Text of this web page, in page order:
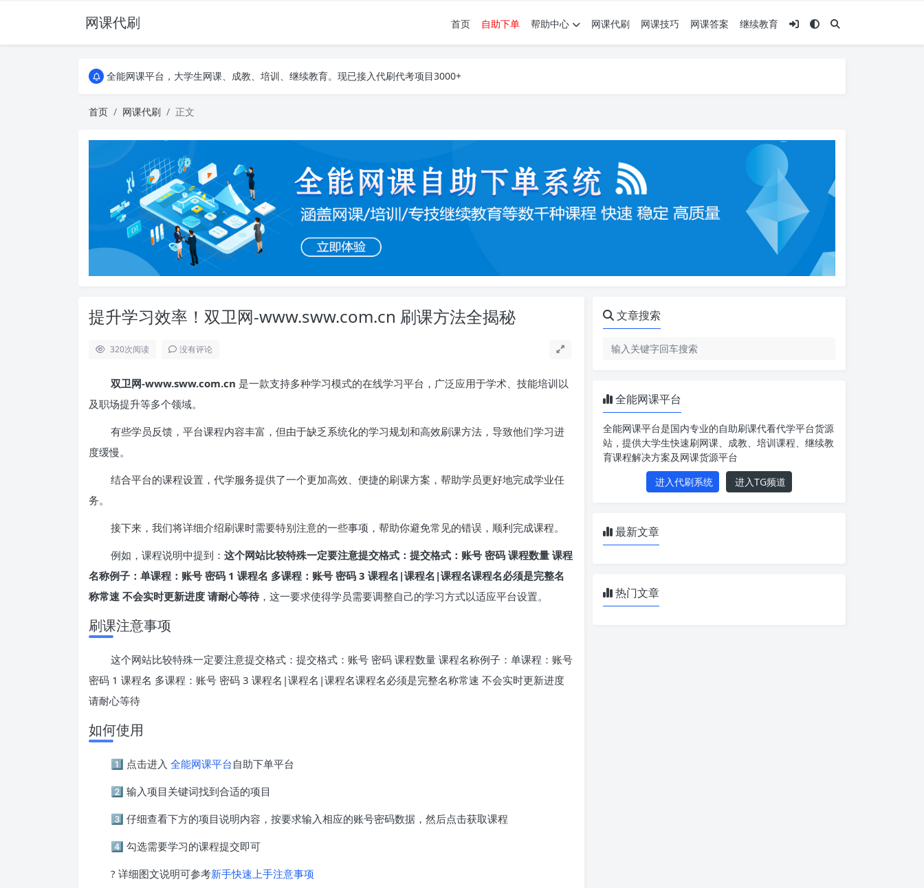
网课代刷 首页 自助下单 帮助中心 网课代刷 网课技巧 网课答案 继续教育
AI论文写作平台，根据真实文献内容生成论文
全能网课平台，大学生网课、成教、培训、继续教育。现已接入代刷代考项目3000+
全能网课平台，大学生网课、成教、培训、继续教育。现已接入代刷代考项目3000+
首页 网课代刷 正文
提升学习效率！双卫网-www.sww.com.cn 刷课方法全揭秘
320次阅读 没有评论
双卫网-www.sww.com.cn 是一款支持多种学习模式的在线学习平台，广泛应用于学术、技能培训以
及职场提升等多个领域。
有些学员反馈，平台课程内容丰富，但由于缺乏系统化的学习规划和高效刷课方法，导致他们学习进
度缓慢。
结合平台的课程设置，代学服务提供了一个更加高效、便捷的刷课方案，帮助学员更好地完成学业任
务。
接下来，我们将详细介绍刷课时需要特别注意的一些事项，帮助你避免常见的错误，顺利完成课程。
例如，课程说明中提到： 这个网站比较特殊一定要注意提交格式：提交格式：账号 密码 课程数量 课程
名称例子：单课程：账号 密码 1 课程名 多课程：账号 密码 3 课程名|课程名|课程名课程名必须是完整名
称常速 不会实时更新进度 请耐心等待，这一要求使得学员需要调整自己的学习方式以适应平台设置。
刷课注意事项
这个网站比较特殊一定要注意提交格式：提交格式：账号 密码 课程数量 课程名称例子：单课程：账号
密码 1 课程名 多课程：账号 密码 3 课程名|课程名|课程名课程名必须是完整名称常速 不会实时更新进度
请耐心等待
如何使用
1️⃣ 点击进入 全能网课平台自助下单平台
2️⃣ 输入项目关键词找到合适的项目
3️⃣ 仔细查看下方的项目说明内容，按要求输入相应的账号密码数据，然后点击获取课程
4️⃣ 勾选需要学习的课程提交即可
? 详细图文说明可参考新手快速上手注意事项
文章搜索
全能网课平台
全能网课平台是国内专业的自助刷课代看代学平台货源
站，提供大学生快速刷网课、成教、培训课程、继续教
育课程解决方案及网课货源平台
进入代刷系统
进入TG频道
最新文章
热门文章